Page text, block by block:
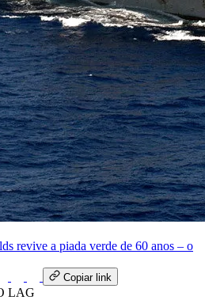
revive a piada verde de 60 anos – o
Copiar link
LAG